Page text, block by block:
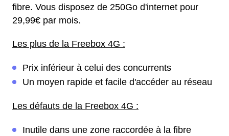
fibre. Vous disposez de 250Go d'internet pour
29,99€ par mois.
Les plus de la Freebox 4G :
Prix inférieur à celui des concurrents
Un moyen rapide et facile d'accéder au réseau
Les défauts de la Freebox 4G :
Inutile dans une zone raccordée à la fibre